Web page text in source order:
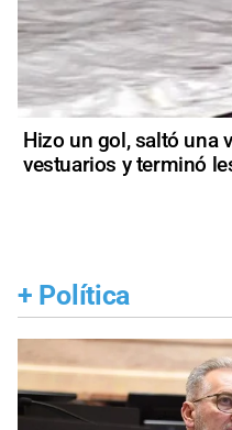
Hizo un gol, saltó una
vestuarios y terminó
+ Política